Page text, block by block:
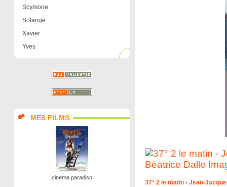
Scymone
Solange
Xavier
Yves
MES FILMS
cinema paradiso
37° 2 le matin- Jean-